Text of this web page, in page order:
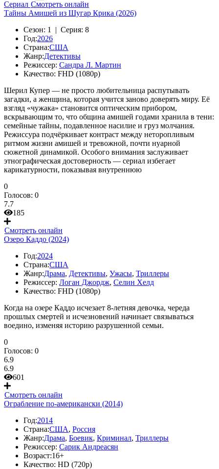
Сериал Смотреть онлайн
Тайны Амишей из Шугар Крика (2026)
Сезон: 1 | Серия: 8
Год:2026
Страна:США
Жанр:Детективы
Режиссер: Сандра Л. Мартин
Качество: FHD (1080p)
Шерил Купер — не просто любительница распутывать
загадки, а женщина, которая учится заново доверять миру. Её
взгляд «чужака» становится оптическим прибором,
вскрывающим то, что община амишей годами хранила в тени:
семейные тайны, подавленное насилие и груз молчания.
Режиссура подчёркивает контраст между неторопливым
ритмом жизни амишей и тревожной, почти нуарной
сюжетной динамикой. Особого внимания заслуживает
этнографическая достоверность — сериал избегает
карикатурности, показывая внутреннюю
0
Голосов: 0
7.7
185
Смотреть онлайн
Озеро Каддо (2024)
Год:2024
Страна:США
Жанр:Драма, Детективы, Ужасы, Триллеры
Режиссер: Логан Джордж, Селин Хелд
Качество: FHD (1080p)
Когда на озере Каддо исчезает 8-летняя девочка, череда
прошлых смертей и исчезновений начинает связываться
воедино, изменяя историю разрушенной семьи.
0
Голосов: 0
6.9
6.9
601
Смотреть онлайн
Ограбление по-американски (2014)
Год:2014
Страна:США, Россия
Жанр:Драма, Боевик, Криминал, Триллеры
Режиссер: Сарик Андреасян
Возраст:16+
Качество: HD (720p)